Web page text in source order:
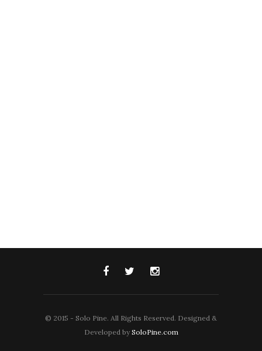
© 2015 - Solo Pine. All Rights Reserved. Designed &
Developed by SoloPine.com